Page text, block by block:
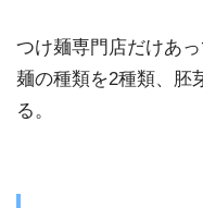
つけ麺専門店だけあ
麺の種類を2種類、胚
る。